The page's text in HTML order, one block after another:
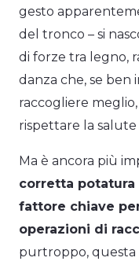
gesto
del tronco – si
di forze tra legno,
danza che, se
raccogliere
rispettare la salute
Ma è ancora più
corretta potatura
fattore chiave
operazioni di
purtroppo, questa